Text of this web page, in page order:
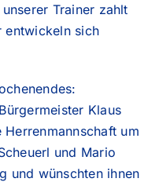
Trainer zahlt
entwickeln sich
Klaus
um
und Mario
und wünschten ihnen